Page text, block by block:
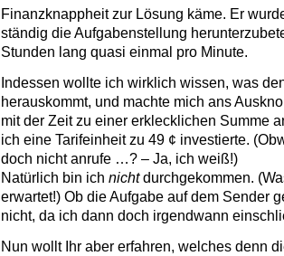
Finanzknappheit zur Lösung käme. Er
ständig die Aufgabenstellung
Stunden lang quasi einmal pro Minute.
Indessen wollte ich wirklich wissen, was
herauskommt, und machte mich ans
mit der Zeit zu einer erklecklichen Summe
ich eine Tarifeinheit zu 49 ¢ investierte.
doch nicht anrufe …? – Ja, ich weiß!)
Natürlich bin ich nichtdurchgekommen.
erwartet!) Ob die Aufgabe auf dem Sender
nicht, da ich dann doch irgendwann
Nun wollt Ihr aber erfahren, welches denn